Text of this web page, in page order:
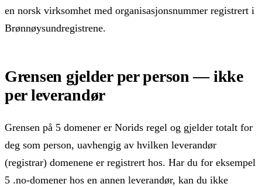
en norsk virksomhet med organisasjonsnummer registrert i
Brønnøysundregistrene.
Grensen gjelder per person — ikke
per leverandør
Grensen på 5 domener er Norids regel og gjelder totalt for
deg som person, uavhengig av hvilken leverandør
(registrar) domenene er registrert hos. Har du for eksempel
5 .no-domener hos en annen leverandør, kan du ikke